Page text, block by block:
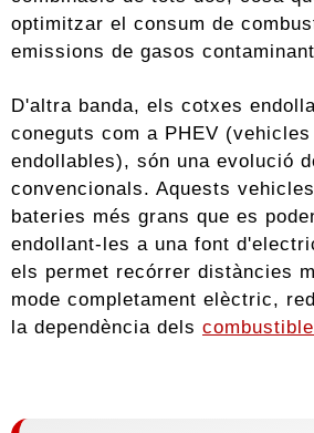
optimitzar el consum de
emissions de gasos
D'altra banda, els cotxes
coneguts com a PHEV
endollables), són una evolució
convencionals. Aquests
bateries més grans que es
endollant-les a una font
els permet recórrer distàncies
mode completament elèctric,
la dependència dels